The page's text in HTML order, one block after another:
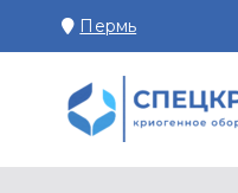
содержимому
Пермь